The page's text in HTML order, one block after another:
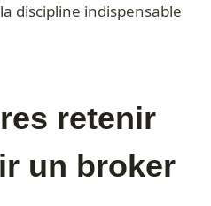
discipline indispensable
retenir
un broker